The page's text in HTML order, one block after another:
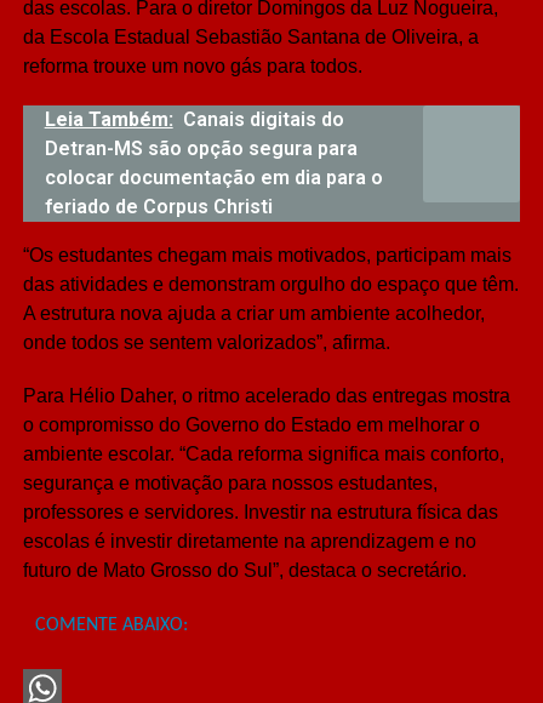
das escolas. Para o diretor Domingos da Luz Nogueira,
da Escola Estadual Sebastião Santana de Oliveira, a
reforma trouxe um novo gás para todos.
Leia Também: Canais digitais do
Detran-MS são opção segura para
colocar documentação em dia para o
feriado de Corpus Christi
“Os estudantes chegam mais motivados, participam mais
das atividades e demonstram orgulho do espaço que têm.
A estrutura nova ajuda a criar um ambiente acolhedor,
onde todos se sentem valorizados”, afirma.
Para Hélio Daher, o ritmo acelerado das entregas mostra
o compromisso do Governo do Estado em melhorar o
ambiente escolar. “Cada reforma significa mais conforto,
segurança e motivação para nossos estudantes,
professores e servidores. Investir na estrutura física das
escolas é investir diretamente na aprendizagem e no
futuro de Mato Grosso do Sul”, destaca o secretário.
COMENTE ABAIXO: